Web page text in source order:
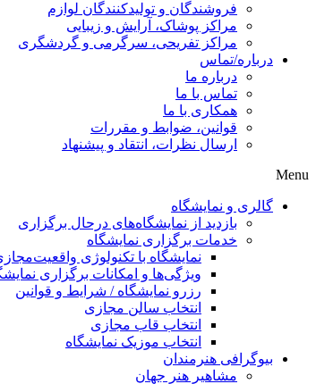
فروشندگان و تولیدکنندگان لوازم
مراکز پوشاک، آرایش و زیبایی
مراکز تفریحی، سرگرمی و گردشگری
درباره/تماس
درباره ما
تماس با ما
همکاری با ما
قوانین، ضوابط و مقررات
ارسال نظرات، انتقاد و پیشنهاد
Menu
گالری و نمایشگاه
بازدید از نمایشگاه‌های درحال برگزاری
خدمات برگزاری نمایشگاه
نمایشگاه با تکنولوژی
ویژگی‌ها و امکانات برگزاری
رزرو نمایشگاه / شرایط و قوانین
انتخاب سالن مجازی
انتخاب قاب مجازی
انتخاب موزیک نمایشگاه
بیوگرافی هنرمندان
مشاهیر هنر جهان